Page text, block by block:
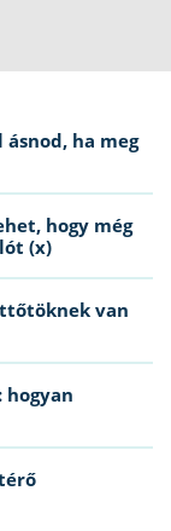
ha meg
hogy még
(x)
van
hogyan